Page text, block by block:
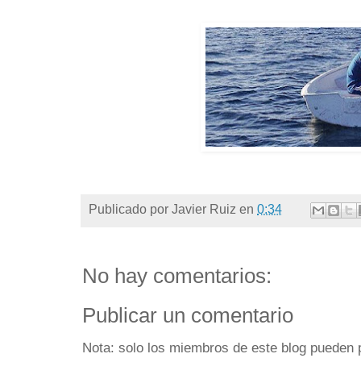
Publicado por Javier Ruiz en 0:34
No hay comentarios:
Publicar un comentario
Nota: solo los miembros de este blog pueden